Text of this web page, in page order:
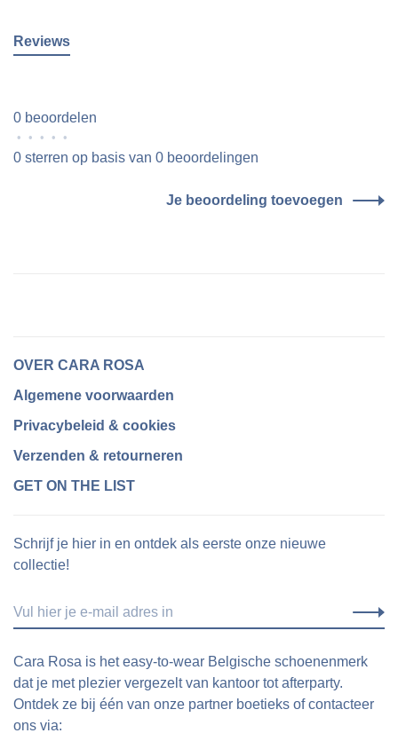
Reviews
0 beoordelen
• • • • •
0 sterren op basis van 0 beoordelingen
Je beoordeling toevoegen
OVER CARA ROSA
Algemene voorwaarden
Privacybeleid & cookies
Verzenden & retourneren
GET ON THE LIST
Schrijf je hier in en ontdek als eerste onze nieuwe
collectie!
Cara Rosa is het easy-to-wear Belgische schoenenmerk
dat je met plezier vergezelt van kantoor tot afterparty.
Ontdek ze bij één van onze partner boetieks of contacteer
ons via: